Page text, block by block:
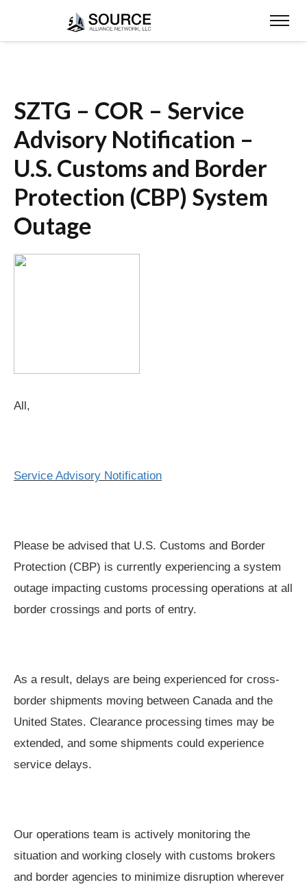
SZTG – COR – Service
Advisory Notification –
U.S. Customs and Border
Protection (CBP) System
Outage
All,
Service Advisory Notification
Please be advised that U.S. Customs and Border
Protection (CBP) is currently experiencing a system
outage impacting customs processing operations at all
border crossings and ports of entry.
As a result, delays are being experienced for cross-
border shipments moving between Canada and the
United States. Clearance processing times may be
extended, and some shipments could experience
service delays.
Our operations team is actively monitoring the
situation and working closely with customs brokers
and border agencies to minimize disruption wherever